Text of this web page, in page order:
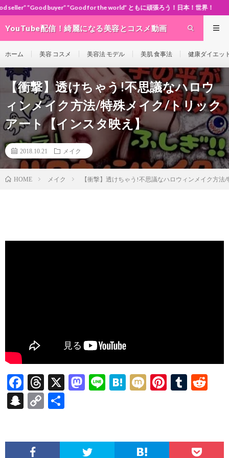
”Good for the world” ともに頑張ろう！日本！世界！
YouTube配信！綺麗になる美容とコスメ動画
ホーム 美容 コスメ 美容法 モデル 美肌 食事法 健康ダイエッ
【衝撃】透けちゃう!不思議なハロウ
ィンメイク方法/特殊メイク/トリック
アート【インスタ映え】
2018.10.21 メイク
HOME メイク 【衝撃】透けちゃう!不思議なハロウィンメイク方
F
ac
e
o
T
hr
ea
X
M
o
Li H
a
M Pi
t
T
r
t
S
pc
C